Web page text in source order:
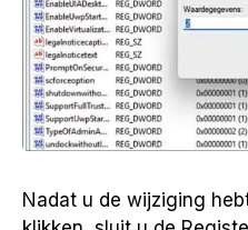
Nadat u de wijziging